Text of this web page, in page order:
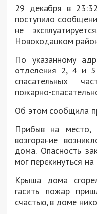
29 декабря в
поступило
не
Новокодацком
По указанному
отделения 2, 4 и 5
спасательных
пожарно-
Об этом сообщила
Прибыв на место,
возгорание
дома. Опасность
мог перекинуться
Крыша дома
гасить пожар
счастью, в доме